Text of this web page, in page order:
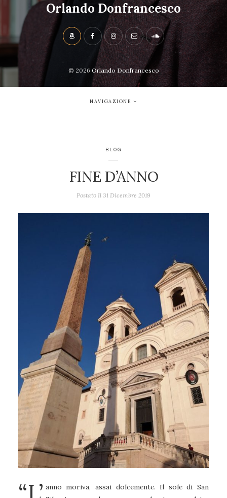
Orlando Donfrancesco
© 2026 Orlando Donfrancesco
NAVIGAZIONE
BLOG
FINE D’ANNO
Postato Il 31 Dicembre 2019
anno moriva, assai dolcemente. Il sole di San